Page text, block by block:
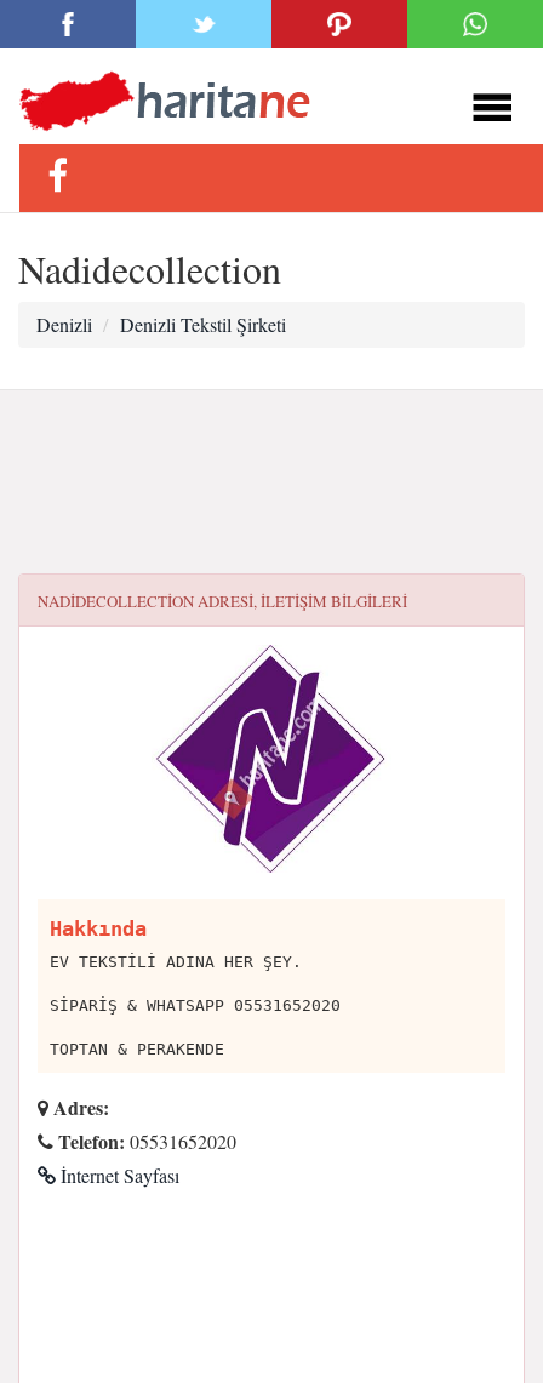
Nadidecollection
Denizli Denizli Tekstil Şirketi
NADIDECOLLECTIONADRESI, ILETIŞIM BILGILERI
Hakkında
EV TEKSTİLİ ADINA HER ŞEY.
SİPARİŞ & WHATSAPP 05531652020
TOPTAN & PERAKENDE
Adres:
Telefon: 05531652020
İnternet Sayfası